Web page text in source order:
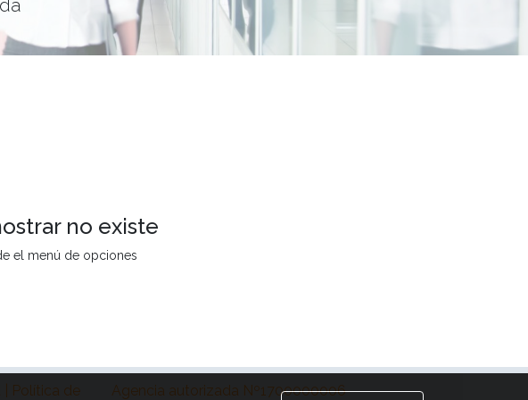
no existe
el menú de opciones
Política de Agencia autorizada Nº1700000006